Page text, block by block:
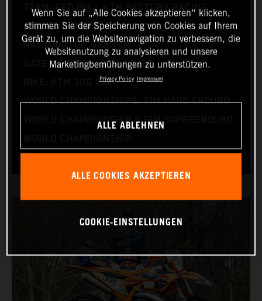
TEAM: RED BULL KTM FACTORY RACING
RACING NUMBER: 304
NATIONALITY: GERMAN
DATE OF BIRTH: 30.04.1998
BIKE: KTM 300 EXC
WORLD CHAMPIONSHIPS: FIM HARD ENDURO
WORLD CHAMPIONSHIP & FIM SUPERENDURO
Wenn Sie auf „Alle Cookies akzeptieren“ klicken,
stimmen Sie der Speicherung von Cookies auf Ihrem
Gerät zu, um die Websitenavigation zu verbessern, die
Websitenutzung zu analysieren und unsere
Marketingbemühungen zu unterstützen.
Privacy Policy Impressum
ALLE ABLEHNEN
ALLE COOKIES AKZEPTIEREN
COOKIE-EINSTELLUNGEN